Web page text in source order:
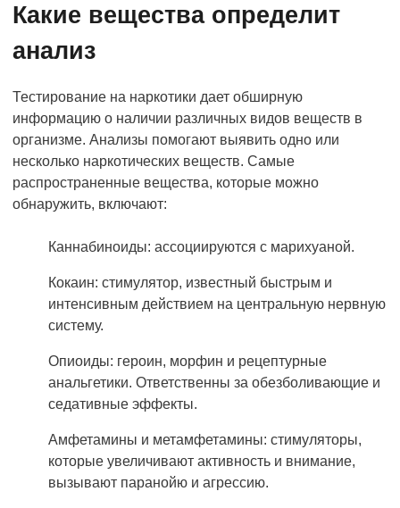
Какие вещества определит
анализ
Тестирование на наркотики дает обширную
информацию о наличии различных видов веществ в
организме. Анализы помогают выявить одно или
несколько наркотических веществ. Самые
распространенные вещества, которые можно
обнаружить, включают:
Каннабиноиды: ассоциируются с марихуаной.
Кокаин: стимулятор, известный быстрым и
интенсивным действием на центральную нервную
систему.
Опиоиды: героин, морфин и рецептурные
анальгетики. Ответственны за обезболивающие и
седативные эффекты.
Амфетамины и метамфетамины: стимуляторы,
которые увеличивают активность и внимание,
вызывают паранойю и агрессию.